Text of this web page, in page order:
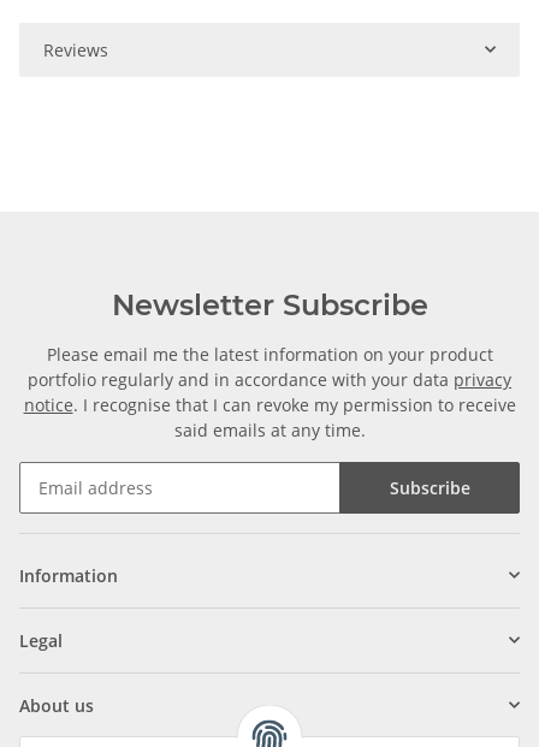
Reviews
Newsletter Subscribe
Please email me the latest information on your product
portfolio regularly and in accordance with your data privacy
notice. I recognise that I can revoke my permission to receive
said emails at any time.
Subscribe
Information
Legal
About us